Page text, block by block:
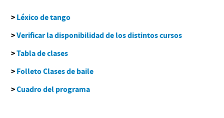
>Léxico de tango
>Verificar la disponibilidad de los distintos cursos
>Tabla de clases
>Folleto Clases de baile
>Cuadro del programa